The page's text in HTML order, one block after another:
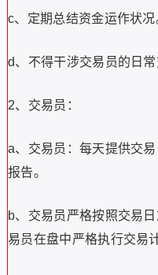
c、定期总结资金运作状况
d、不得干涉交易员的日常
2、交易员：
a、交易员：每天提供交
报告。
b、交易员严格按照交易
易员在盘中严格执行交易